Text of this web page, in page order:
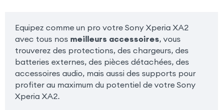
Equipez comme un pro votre Sony Xperia XA2
avec tous nos meilleurs accessoires, vous
trouverez des protections, des chargeurs, des
batteries externes, des pièces détachées, des
accessoires audio, mais aussi des supports pour
profiter au maximum du potentiel de votre Sony
Xperia XA2.